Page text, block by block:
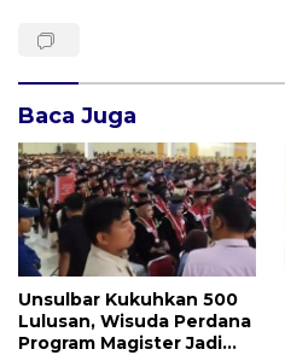
Baca Juga
Unsulbar Kukuhkan 500
Lulusan, Wisuda Perdana
Program Magister Jadi